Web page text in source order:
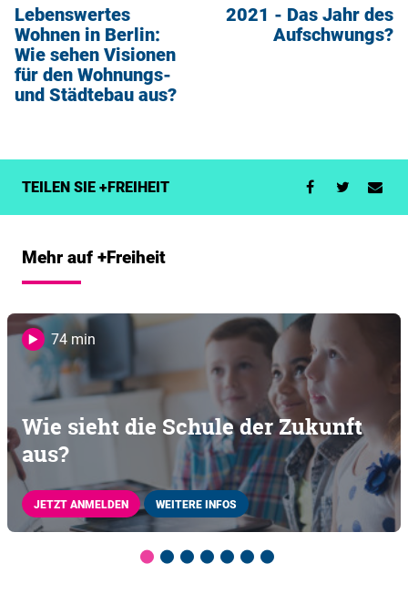
Lebenswertes
Wohnen in Berlin:
Wie sehen Visionen
für den Wohnungs-
und Städtebau aus?
2021 - Das Jahr des
Aufschwungs?
TEILEN SIE +FREIHEIT
Mehr auf +Freiheit
74 min
Wie sieht die Schule der Zukunft
aus?
JETZT ANMELDEN WEITERE INFOS